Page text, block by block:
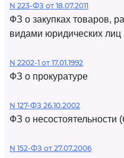
N 223-ФЗ от 18.07.2011
ФЗ о закупках товаров,
видами юридических лиц
N 2202-1 от 17.01.1992
ФЗ о прокуратуре
N 127-ФЗ 26.10.2002
ФЗ о несостоятельности
N 152-ФЗ от 27.07.2006